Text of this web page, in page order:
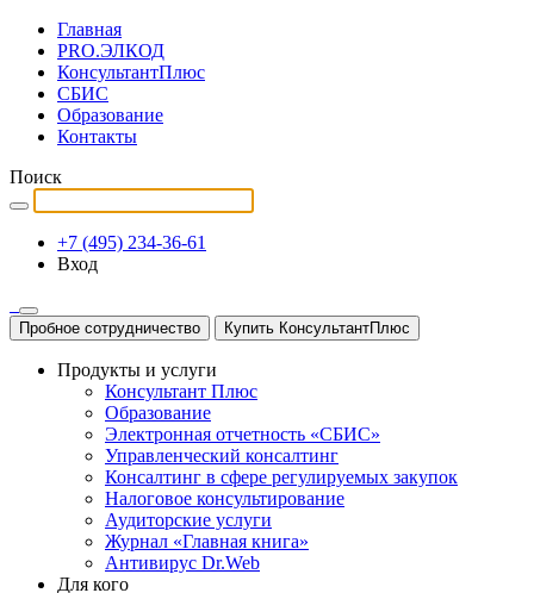
Главная
PRO.ЭЛКОД
КонсультантПлюс
СБИС
Образование
Контакты
Поиск
+7 (495) 234-36-61
Вход
Пробное сотрудничество Купить КонсультантПлюс
Продукты и услуги
Консультант Плюс
Образование
Электронная отчетность «СБИС»
Управленческий консалтинг
Консалтинг в сфере регулируемых закупок
Налоговое консультирование
Аудиторские услуги
Журнал «Главная книга»
Антивирус Dr.Web
Для кого